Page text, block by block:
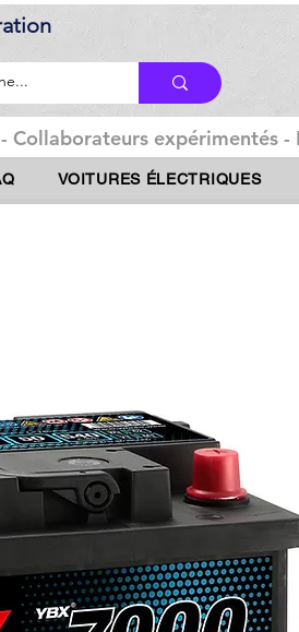
Collaborateurs expérimentés -
VOITURES ÉLECTRIQUES